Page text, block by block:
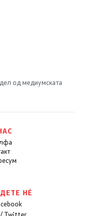
од медиумската
НÉ